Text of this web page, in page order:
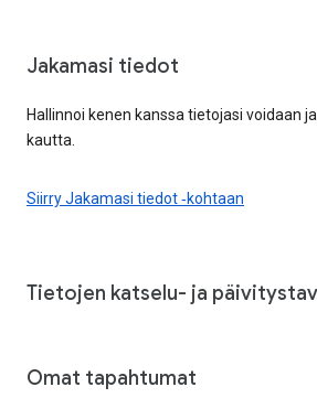
Jakamasi tiedot
Hallinnoi kenen kanssa tietojasi voidaan
kautta.
Siirry Jakamasi tiedot ‑kohtaan
Tietojen katselu- ja
Omat tapahtumat